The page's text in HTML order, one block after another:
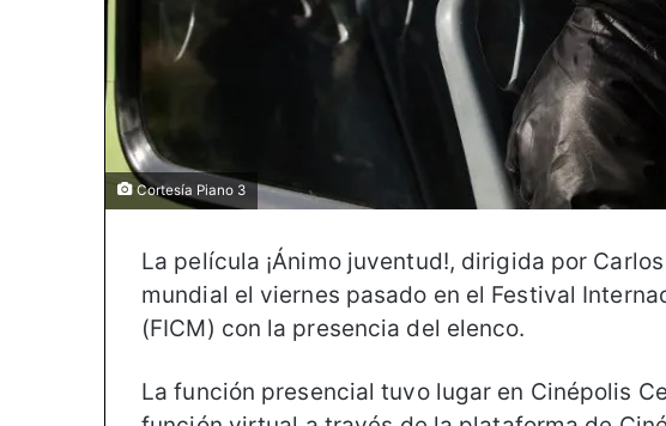
Cortesía Piano 3
La película ¡Ánimo juventud!, dirigida por
mundial el viernes pasado en el Festival
(FICM) con la presencia del elenco.
La función presencial tuvo lugar en Cinépolis